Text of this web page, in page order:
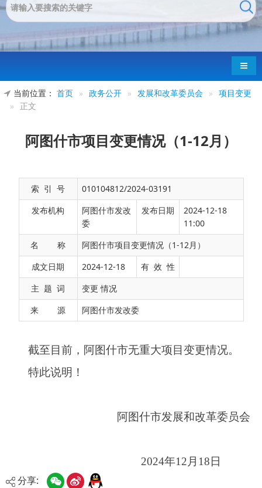
导航
当前位置： 首页 » 政务公开 » 发展和改革委员会 » 项目变更
»
正文
阿图什市项目变更情况（1-12月）
索 引 号
010104812/2024-03191
发布机构
阿图什市发改
委
发布日期
2024-12-18
11:00
名 称
阿图什市项目变更情况（1-12月）
成文日期
2024-12-18
有 效 性
主 题 词
变更 情况
来 源
阿图什市发改委
截至目前，阿图什市无重大项目变更情况。
特此说明！
阿图什市发展和改革委员会
2024年12月18日
分享: